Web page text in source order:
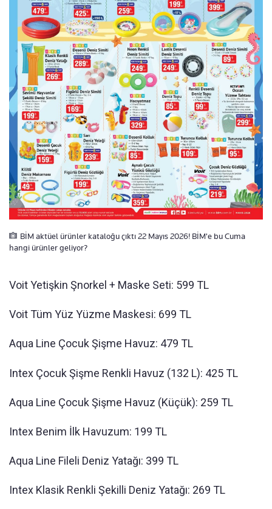
BİM aktüel ürünler kataloğu çıktı 22 Mayıs 2026! BİM'e bu Cuma
hangi ürünler geliyor?
Voit Yetişkin Şnorkel + Maske Seti: 599 TL
Voit Tüm Yüz Yüzme Maskesi: 699 TL
Aqua Line Çocuk Şişme Havuz: 479 TL
Intex Çocuk Şişme Renkli Havuz (132 L): 425 TL
Aqua Line Çocuk Şişme Havuz (Küçük): 259 TL
Intex Benim İlk Havuzum: 199 TL
Aqua Line Fileli Deniz Yatağı: 399 TL
Intex Klasik Renkli Şekilli Deniz Yatağı: 269 TL